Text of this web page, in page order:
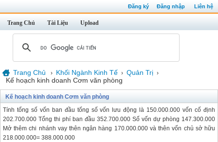
Đăng ký Đăng nhập Liên hệ
Trang Chủ Tài Liệu Upload
Trang Chủ › Khối Ngành Kinh Tế › Quản Trị ›
Kế hoạch kinh doanh Cơm văn phòng
Kế hoạch kinh doanh Cơm văn phòng
Tính tổng số vốn ban đầu tống số vốn lưu động là 150.000.000 vốn cố định
202.700.000 Tổng thi phí ban đầu 352.700.000 Số vốn dự phòng 147.300.000
Mở thêm chi nhánh vay thên ngân hàng 170.000.000 và thên vốn chủ sở hữu
218.000.000= 388.000.000